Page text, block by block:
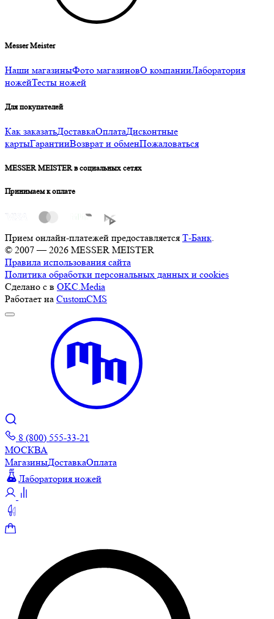
Messer Meister
Наши магазиныФото магазиновО компанииЛаборатория
ножейТесты ножей
Для покупателей
Как заказатьДоставкаОплатаДисконтные
картыГарантииВозврат и обменПожаловаться
MESSER MEISTER в социальных сетях
Принимаем к оплате
Прием онлайн-платежей предоставляется Т-Банк
© 2007 — 2026 MESSER MEISTER
Правила использования сайта
Политика обработки персональных данных и cookies
Сделано с в OKC.Media
Работает на CustomCMS
8 (800) 555-33-21
МОСКВА
МагазиныДоставкаОплата
Лаборатория ножей